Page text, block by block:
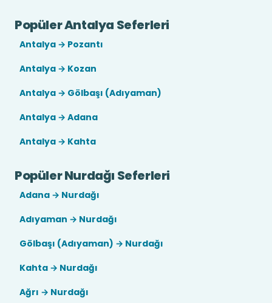
Popüler Antalya Seferleri
Antalya → Pozantı
Antalya → Kozan
Antalya → Gölbaşı (Adıyaman)
Antalya → Adana
Antalya → Kahta
Popüler Nurdağı Seferleri
Adana → Nurdağı
Adıyaman → Nurdağı
Gölbaşı (Adıyaman) → Nurdağı
Kahta → Nurdağı
Ağrı → Nurdağı